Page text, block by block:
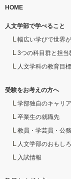
HOME
人文学部で学べること
幅広い学びで世界
3つの科目群と担当
人文学科の教育目
受験をお考えの方へ
学部独自のキャリ
卒業生の就職先
教員・学芸員・公
人文学部のおもし
入試情報